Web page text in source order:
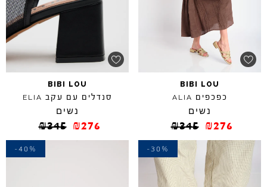
BIBI LOU
כפכפים ALIA
נשים
₪345 ₪276
BIBI LOU
סנדלים עם עקב ELIA
נשים
₪345 ₪276
-30%
-40%